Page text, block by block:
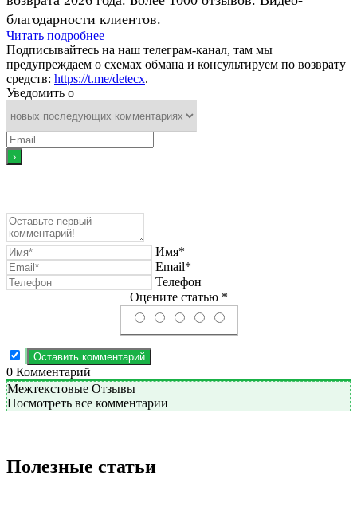
благодарности клиентов.
Читать подробнее
Подписывайтесь на наш телеграм-канал, там мы
предупреждаем о схемах обмана и консультируем по возврату
средств: https://t.me/detecx.
Уведомить о
Имя*
Email*
Телефон
Оцените статью *
0 Комментарий
Межтекстовые Отзывы
Посмотреть все комментарии
Полезные статьи